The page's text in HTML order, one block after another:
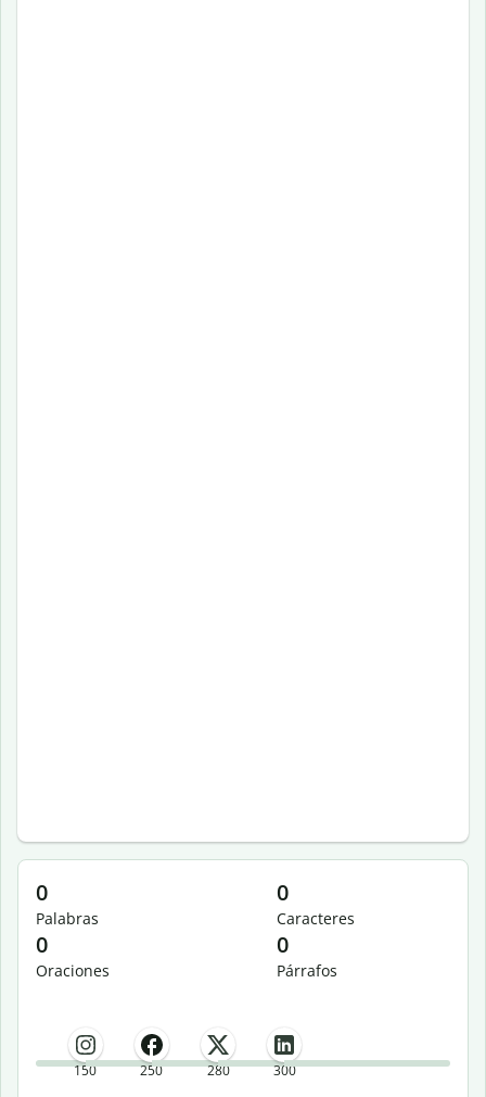
0
Palabras
0
Caracteres
0
Oraciones
0
Párrafos
150 250 280 300